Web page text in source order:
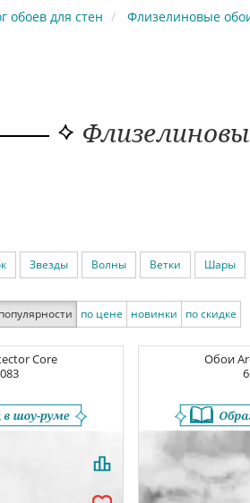
обоев для стен Флизелиновые
Звезды Волны Ветки Шары
по цене новинки по скидке
Core
Обои